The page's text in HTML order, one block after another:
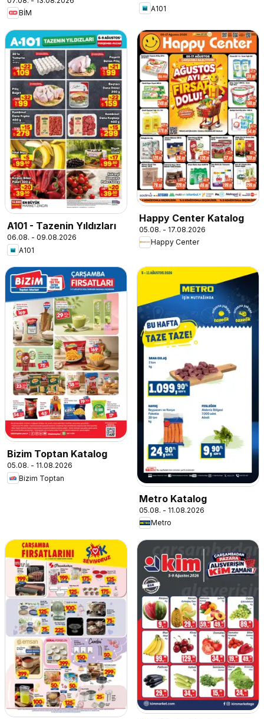
BİM
A101
A101 - Tazenin Yıldızları
06.08. - 09.08.2026
A101
Happy Center Katalog
05.08. - 17.08.2026
Happy Center
Bizim Toptan Katalog
05.08. - 11.08.2026
Bizim Toptan
Metro Katalog
05.08. - 11.08.2026
Metro